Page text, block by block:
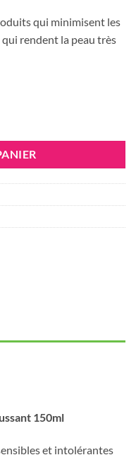
actuel
est :
qui minimisent les
rendent la peau très
150ml
et intolérantes